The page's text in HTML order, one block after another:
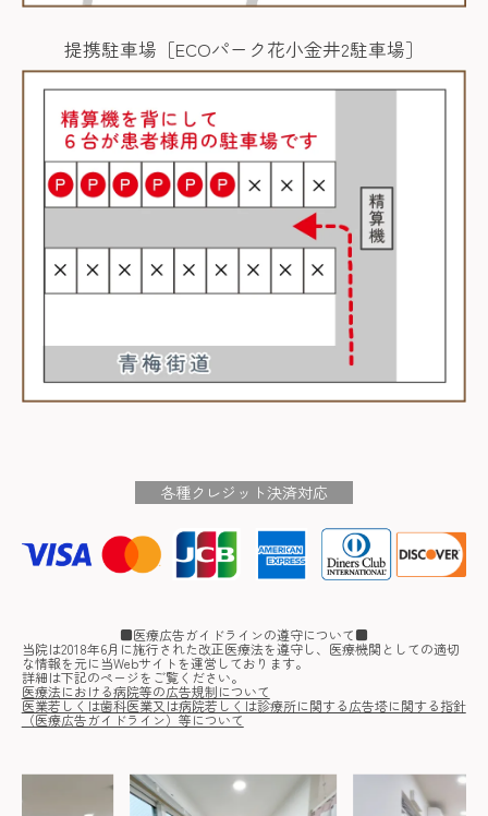
提携駐車場［ECOパーク花小金井2駐車場］
各種クレジット決済対応
■医療広告ガイドラインの遵守について■
当院は2018年6月に施行された改正医療法を遵守し、医療機関としての適切
な情報を元に当Webサイトを運営しております。
詳細は下記のページをご覧ください。
医療法における病院等の広告規制について
医業若しくは歯科医業又は病院若しくは診療所に関する広告塔に関する指針
（医療広告ガイドライン）等について